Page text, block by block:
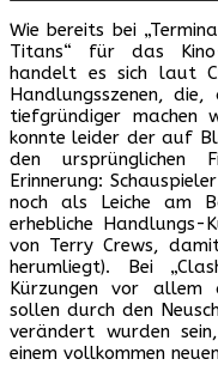
Wie bereits bei
Titans“ für das
handelt es sich laut
Handlungsszenen,
tiefgründiger machen
konnte leider der auf
den ursprünglichen
Erinnerung:
noch als Leiche am
erhebliche Handlungs-
von Terry Crews,
herumliegt). Bei
Kürzungen vor allem
sollen durch den
verändert wurden
einem vollkommen